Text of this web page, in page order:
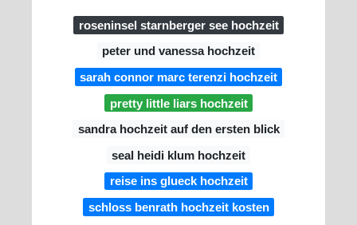
roseninsel starnberger see hochzeit
peter und vanessa hochzeit
sarah connor marc terenzi hochzeit
pretty little liars hochzeit
sandra hochzeit auf den ersten blick
seal heidi klum hochzeit
reise ins glueck hochzeit
schloss benrath hochzeit kosten